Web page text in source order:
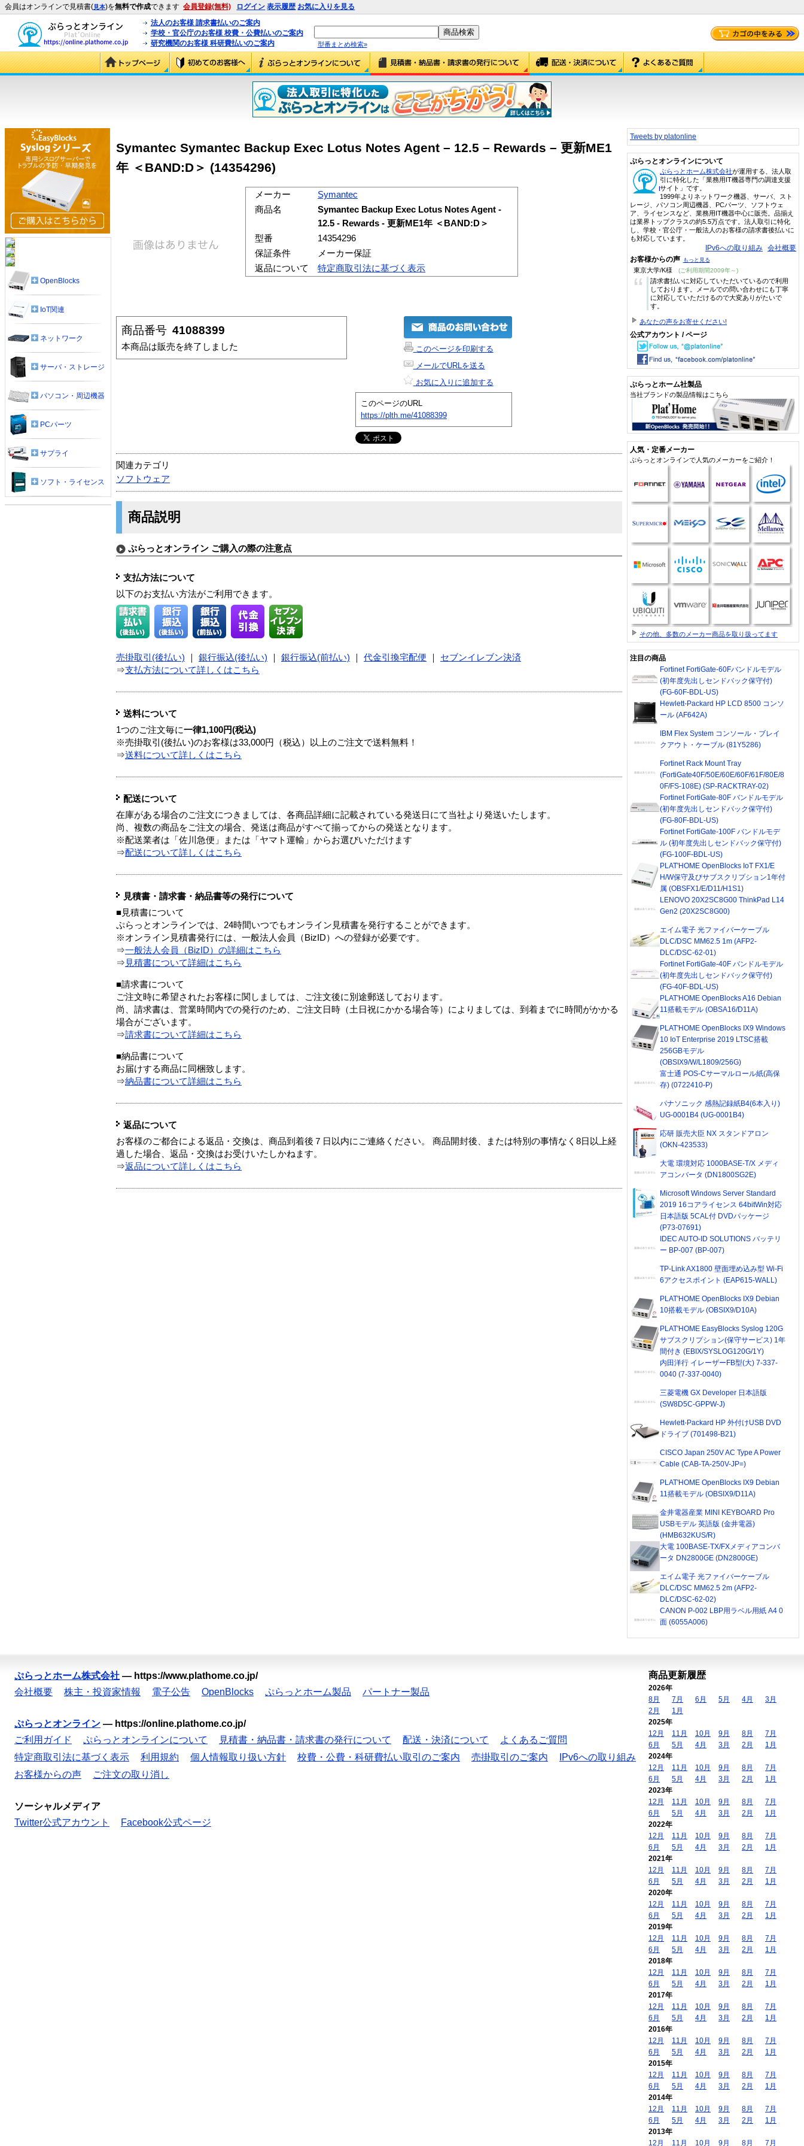
会員はオンラインで見積書(見本)を無料で作成できます 会員登録(無料) ログイン 表示履歴 お気に入りを見る
法人のお客様 請求書払いのご案内
学校・官公庁のお客様 校費・公費払いのご案内
研究機関のお客様 科研費払いのご案内
型番まとめ検索»
Symantec Symantec Backup Exec Lotus Notes Agent – 12.5 – Rewards – 更新ME1
年 ＜BAND:D＞ (14354296)
メーカー
Symantec
商品名
Symantec Backup Exec Lotus Notes Agent -
12.5 - Rewards - 更新ME1年 ＜BAND:D＞
型番
14354296
保証条件
メーカー保証
返品について
特定商取引法に基づく表示
商品番号 41088399
本商品は販売を終了しました
このページを印刷する
メールでURLを送る
お気に入りに追加する
このページのURL
https://plth.me/41088399
関連カテゴリ
ソフトウェア
商品説明
ぷらっとオンライン ご購入の際の注意点
支払方法について
以下のお支払い方法がご利用できます。
売掛取引(後払い) 銀行振込(後払い) 銀行振込(前払い) 代金引換宅配便
セブンイレブン決済
⇒支払方法について詳しくはこちら
送料について
1つのご注文毎に一律1,100円(税込)
※売掛取引(後払い)のお客様は33,000円（税込）以上のご注文で送料無料！
⇒送料について詳しくはこちら
配送について
在庫がある場合のご注文につきましては、各商品詳細に記載されている発送日にて当社より発送いたします。
尚、複数の商品をご注文の場合、発送は商品がすべて揃ってからの発送となります。
※配送業者は「佐川急便」または「ヤマト運輸」からお選びいただけます
⇒配送について詳しくはこちら
見積書・請求書・納品書等の発行について
■見積書について
ぷらっとオンラインでは、24時間いつでもオンライン見積書を発行することができます。
※オンライン見積書発行には、一般法人会員（BizID）への登録が必要です。
⇒一般法人会員（BizID）の詳細はこちら
⇒ 見積書について詳細はこちら
■請求書について
ご注文時に希望されたお客様に関しましては、ご注文後に別途郵送しております。
尚、請求書は、営業時間内での発行のため、ご注文日時（土日祝にかかる場合等）によりましては、到着までに時間がかかる
場合がございます。
⇒請求書について詳細はこちら
■納品書について
お届けする商品に同梱致します。
⇒納品書について詳細はこちら
返品について
お客様のご都合による返品・交換は、商品到着後７日以内にご連絡ください。 商品開封後、または特別の事情なく8日以上経
過した場合、返品・交換はお受けいたしかねます。
⇒返品について詳しくはこちら
OpenBlocks
IoT関連
ネットワーク
サーバ・ストレージ
パソコン・周辺機器
PCパーツ
サプライ
ソフト・ライセンス
Tweets by platonline
ぷらっとオンラインについて
ぷらっとホーム株式会社が運用する、法人取
引に特化した「業務用IT機器専門の調達支援
サイト」です。
1999年よりネットワーク機器、サーバ、スト
レージ、パソコン周辺機器、PCパーツ、ソフトウェ
ア、ライセンスなど、業務用IT機器中心に販売。品揃え
は業界トップクラスの約5.5万点です。法人取引に特化
し、学校・官公庁・一般法人のお客様の請求書後払いに
も対応しています。
IPv6への取り組み 会社概要
お客様からの声 もっと見る
東京大学/K様 (ご利用期間2009年～)
“
請求書払いに対応していただいているので利用
しております。メールでの問い合わせにも丁寧
に対応していただけるので大変ありがたいで
す。
あなたの声をお寄せください!
公式アカウント / ページ
ぷらっとホーム社製品
当社ブランドの製品情報はこちら
人気・定番メーカー
ぷらっとオンラインで人気のメーカーをご紹介！
その他、多数のメーカー商品を取り扱ってます
注目の商品
Fortinet FortiGate-60Fバンドルモデル
(初年度先出しセンドバック保守付)
(FG-60F-BDL-US)
Hewlett-Packard HP LCD 8500 コンソ
ール (AF642A)
IBM Flex System コンソール・ブレイ
クアウト・ケーブル (81Y5286)
Fortinet Rack Mount Tray
(FortiGate40F/50E/60E/60F/61F/80E/8
0F/FS-108E) (SP-RACKTRAY-02)
Fortinet FortiGate-80F バンドルモデル
(初年度先出しセンドバック保守付)
(FG-80F-BDL-US)
Fortinet FortiGate-100F バンドルモデ
ル (初年度先出しセンドバック保守付)
(FG-100F-BDL-US)
PLAT'HOME OpenBlocks IoT FX1/E
H/W保守及びサブスクリプション1年付
属 (OBSFX1/E/D11/H1S1)
LENOVO 20X2SC8G00 ThinkPad L14
Gen2 (20X2SC8G00)
エイム電子 光ファイバーケーブル
DLC/DSC MM62.5 1m (AFP2-
DLC/DSC-62-01)
Fortinet FortiGate-40F バンドルモデル
(初年度先出しセンドバック保守付)
(FG-40F-BDL-US)
PLAT'HOME OpenBlocks A16 Debian
11搭載モデル (OBSA16/D11A)
PLAT'HOME OpenBlocks IX9 Windows
10 IoT Enterprise 2019 LTSC搭載
256GBモデル
(OBSIX9/W/L1809/256G)
富士通 POS-Cサーマルロール紙(高保
存) (0722410-P)
パナソニック 感熱記録紙B4(6本入り)
UG-0001B4 (UG-0001B4)
応研 販売大臣 NX スタンドアロン
(OKN-423533)
大電 環境対応 1000BASE-T/X メディ
アコンバータ (DN1800SG2E)
Microsoft Windows Server Standard
2019 16コアライセンス 64bitWin対応
日本語版 5CAL付 DVDパッケージ
(P73-07691)
IDEC AUTO-ID SOLUTIONS バッテリ
ー BP-007 (BP-007)
TP-Link AX1800 壁面埋め込み型 Wi-Fi
6アクセスポイント (EAP615-WALL)
PLAT'HOME OpenBlocks IX9 Debian
10搭載モデル (OBSIX9/D10A)
PLAT'HOME EasyBlocks Syslog 120G
サブスクリプション(保守サービス) 1年
間付き (EBIX/SYSLOG120G/1Y)
内田洋行 イレーザーFB型(大) 7-337-
0040 (7-337-0040)
三菱電機 GX Developer 日本語版
(SW8D5C-GPPW-J)
Hewlett-Packard HP 外付けUSB DVD
ドライブ (701498-B21)
CISCO Japan 250V AC Type A Power
Cable (CAB-TA-250V-JP=)
PLAT'HOME OpenBlocks IX9 Debian
11搭載モデル (OBSIX9/D11A)
金井電器産業 MINI KEYBOARD Pro
USBモデル 英語版 (金井電器)
(HMB632KUS/R)
大電 100BASE-TX/FXメディアコンバ
ータ DN2800GE (DN2800GE)
エイム電子 光ファイバーケーブル
DLC/DSC MM62.5 2m (AFP2-
DLC/DSC-62-02)
CANON P-002 LBP用ラベル用紙 A4 0
面 (6055A006)
ぷらっとホーム株式会社 — https://www.plathome.co.jp/
会社概要
株主・投資家情報 電子公告 OpenBlocks ぷらっとホーム製品 パートナー製品
ぷらっとオンライン — https://online.plathome.co.jp/
ご利用ガイド
ぷらっとオンラインについて 見積書・納品書・請求書の発行について 配送・決済について
よくあるご質問
特定商取引法に基づく表示
利用規約 個人情報取り扱い方針 校費・公費・科研費払い取引のご案内 売掛取引のご案内
IPv6への取り組み
お客様からの声
ご注文の取り消し
ソーシャルメディア
Twitter公式アカウント
Facebook公式ページ
商品更新履歴
2026年
8月
7月 6月 5月 4月
3月
2月
1月
2025年
12月
11月 10月 9月 8月
7月
6月
5月 4月 3月 2月
1月
2024年
12月
11月 10月 9月 8月
7月
6月
5月 4月 3月 2月
1月
2023年
12月
11月 10月 9月 8月
7月
6月
5月 4月 3月 2月
1月
2022年
12月
11月 10月 9月 8月
7月
6月
5月 4月 3月 2月
1月
2021年
12月
11月 10月 9月 8月
7月
6月
5月 4月 3月 2月
1月
2020年
12月
11月 10月 9月 8月
7月
6月
5月 4月 3月 2月
1月
2019年
12月
11月 10月 9月 8月
7月
6月
5月 4月 3月 2月
1月
2018年
12月
11月 10月 9月 8月
7月
6月
5月 4月 3月 2月
1月
2017年
12月
11月 10月 9月 8月
7月
6月
5月 4月 3月 2月
1月
2016年
12月
11月 10月 9月 8月
7月
6月
5月 4月 3月 2月
1月
2015年
12月
11月 10月 9月 8月
7月
6月
5月 4月 3月 2月
1月
2014年
12月
11月 10月 9月 8月
7月
6月
5月 4月 3月 2月
1月
2013年
12月
11月 10月 9月 8月 7月